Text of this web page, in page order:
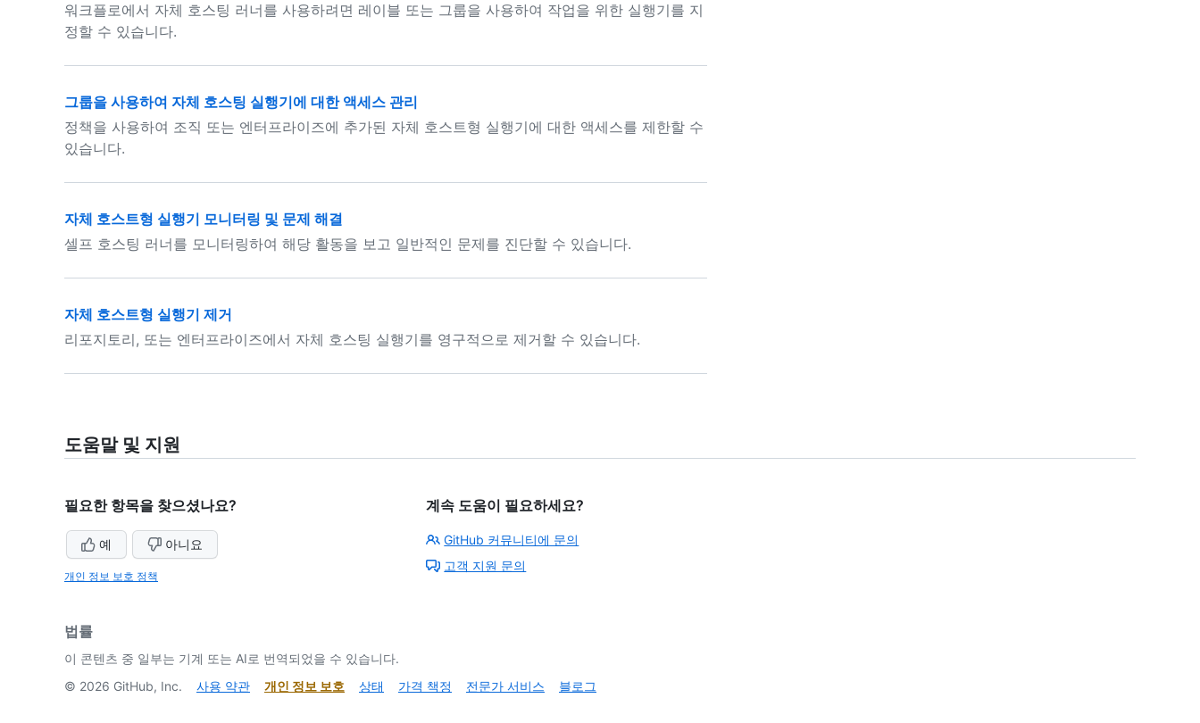
워크플로에서 자체 호스팅 러너를 사용하려면 레이블 또는 그룹을 사용하여 작업을 위한 실행기를 지
정할 수 있습니다.
그룹을 사용하여 자체 호스팅 실행기에 대한 액세스 관리
정책을 사용하여 조직 또는 엔터프라이즈에 추가된 자체 호스트형 실행기에 대한 액세스를 제한할 수
있습니다.
자체 호스트형 실행기 모니터링 및 문제 해결
셀프 호스팅 러너를 모니터링하여 해당 활동을 보고 일반적인 문제를 진단할 수 있습니다.
자체 호스트형 실행기 제거
리포지토리, 또는 엔터프라이즈에서 자체 호스팅 실행기를 영구적으로 제거할 수 있습니다.
도움말 및 지원
필요한 항목을 찾으셨나요?
예 아니요
개인 정보 보호 정책
계속 도움이 필요하세요?
GitHub 커뮤니티에 문의
고객 지원 문의
법률
이 콘텐츠 중 일부는 기계 또는 AI로 번역되었을 수 있습니다.
© 2026 GitHub, Inc. 사용 약관 개인 정보 보호 상태 가격 책정 전문가 서비스 블로그